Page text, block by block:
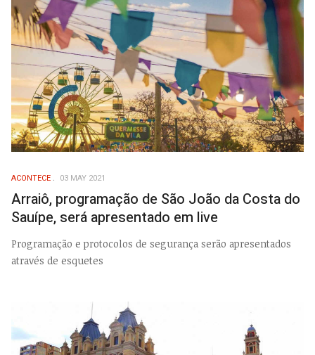
ACONTECE 03 MAY 2021
Arraiô, programação de São João da Costa do
Sauípe, será apresentado em live
Programação e protocolos de segurança serão apresentados
através de esquetes